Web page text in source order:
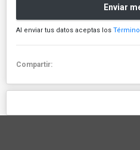
Enviar
Al enviar tus datos aceptas los
Compartir: